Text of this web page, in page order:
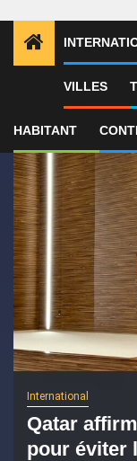
VILLES
HABITANT
ALERTES INFO
International
Qatar
pour éviter